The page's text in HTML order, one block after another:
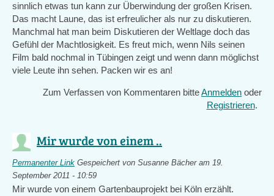
sinnlich etwas tun kann zur Überwindung der großen Krisen.
Das macht Laune, das ist erfreulicher als nur zu diskutieren.
Manchmal hat man beim Diskutieren der Weltlage doch das
Gefühl der Machtlosigkeit. Es freut mich, wenn Nils seinen
Film bald nochmal in Tübingen zeigt und wenn dann möglichst
viele Leute ihn sehen. Packen wir es an!
Zum Verfassen von Kommentaren bitteAnmelden oder
Registrieren.
Mir wurde von einem ..
Permanenter Link Gespeichert von Susanne Bächeram 19.
September 2011 - 10:59
Mir wurde von einem Gartenbauprojekt bei Köln erzählt.